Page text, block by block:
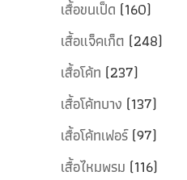
เสื้อขนเป็ด (160)
เสื้อแจ็คเก็ต (248)
เสื้อโค้ท (237)
เสื้อโค้ทบาง (137)
เสื้อโค้ทเฟอร์ (97)
เสื้อไหมพรม (116)